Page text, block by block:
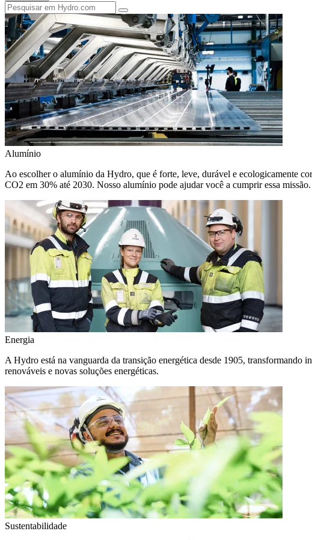
Alumínio
Ao escolher o alumínio da Hydro, que é forte, leve, durável e ecologicamente
CO2 em 30% até 2030. Nosso alumínio pode ajudar você a cumprir essa missão.
Energia
A Hydro está na vanguarda da transição energética desde 1905, transformando
renováveis e novas soluções energéticas.
Sustentabilidade